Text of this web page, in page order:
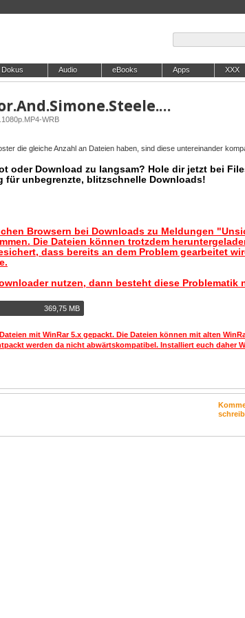
Dokus Audio eBooks Apps XXX
DrRideOut.25.07.25.Aliyah.Taylor.And.Simone.Steele.XXX.1080p.MP4-WRB
WRB
die gleiche Anzahl an Dateien haben, sind diese untereinander
oder Download zu langsam? Hole dir jetzt bei
für unbegrenzte, blitzschnelle Downloads!
Browsern bei Downloads zu Meldungen
Die Dateien können trotzdem
dass bereits an dem Problem gearbeitet
nutzen, dann besteht diese Problematik
369,75 MB
mit WinRar 5.x gepackt. Die Dateien können mit alten
werden da nicht abwärtskompatibel. Installiert euch daher